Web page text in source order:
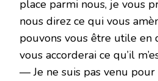
place parmi nous, je vous
nous direz ce qui vous
pouvons vous être utile en
vous accorderai ce qu’il
— Je ne suis pas venu